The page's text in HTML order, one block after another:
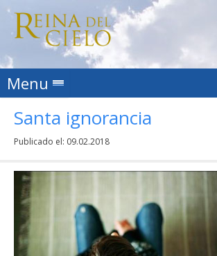
Menu Skip to content
Santa ignorancia
Publicado el: 09.02.2018